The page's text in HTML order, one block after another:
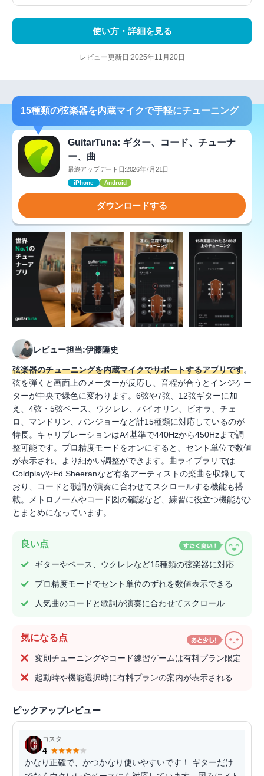
使い方・詳細を見る
レビュー更新日:2025年11月20日
15種類の弦楽器を内蔵マイクで手軽にチューニング
GuitarTuna: ギター、コード、チューナ
ー、曲
最終アップデート日:2026年7月21日
iPhone Android
ダウンロードする
レビュー担当:伊藤隆史
弦楽器のチューニングを内蔵マイクでサポートするアプリです。
弦を弾くと画面上のメーターが反応し、音程が合うとインジケー
ターが中央で緑色に変わります。6弦や7弦、12弦ギターに加
え、4弦・5弦ベース、ウクレレ、バイオリン、ビオラ、チェ
ロ、マンドリン、バンジョーなど計15種類に対応しているのが
特長。キャリブレーションはA4基準で440Hzから450Hzまで調
整可能です。プロ精度モードをオンにすると、セント単位で数値
が表示され、より細かい調整ができます。曲ライブラリでは
ColdplayやEd Sheeranなど有名アーティストの楽曲を収録して
おり、コードと歌詞が演奏に合わせてスクロールする機能も搭
載。メトロノームやコード図の確認など、練習に役立つ機能がひ
とまとめになっています。
良い点
ギターやベース、ウクレレなど15種類の弦楽器に対応
プロ精度モードでセント単位のずれを数値表示できる
人気曲のコードと歌詞が演奏に合わせてスクロール
気になる点
変則チューニングやコード練習ゲームは有料プラン限定
起動時や機能選択時に有料プランの案内が表示される
ピックアップレビュー
コスタ
4
かなり正確で、かつかなり使いやすいです！ ギターだけ